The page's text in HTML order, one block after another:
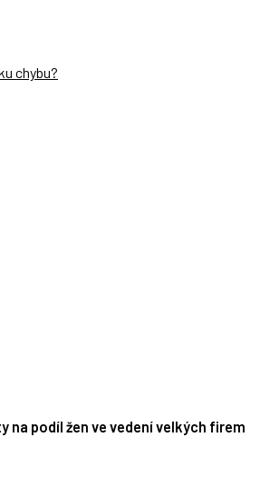
chybu?
na podíl žen ve vedení velkých firem